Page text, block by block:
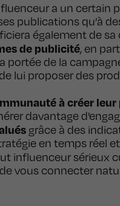
a un certain
publications qu’à
également de sa
de publicité, en
de la
lui proposer des
à créer
davantage
grâce à des
en temps réel
influenceur sérieux
vous connecter